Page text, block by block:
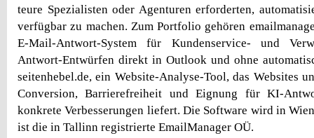
teure Spezialisten oder Agenturen erforderten,
verfügbar zu machen. Zum Portfolio gehören
E-Mail-Antwort-System für Kundenservice- und
Antwort-Entwürfen direkt in Outlook und ohne
seitenhebel.de, ein Website-Analyse-Tool, das Websites
Conversion, Barrierefreiheit und Eignung für KI-
konkrete Verbesserungen liefert. Die Software wird in
ist die in Tallinn registrierte EmailManager OÜ.